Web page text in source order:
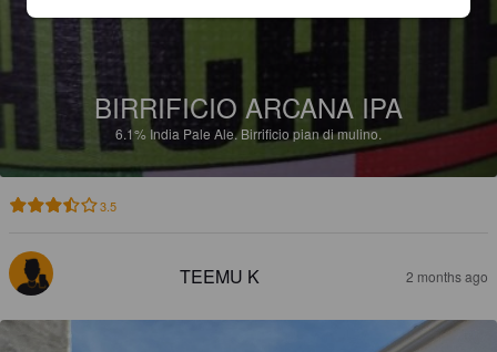
BIRRIFICIO ARCANA IPA
6.1% India Pale Ale.Birrificio pian di mulino.
3.5
TEEMU K 2 months ago